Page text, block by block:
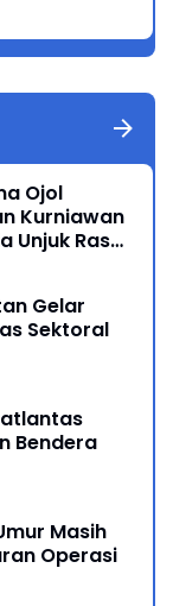
Ojol
Kurniawan
Unjuk Rasa
Gelar
Sektoral
Bendera
Masih
Operasi